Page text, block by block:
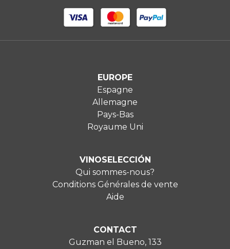
EUROPE
Espagne
Allemagne
Pays-Bas
Royaume Uni
VINOSELECCIÓN
Qui sommes-nous?
Conditions Générales de vente
Aide
CONTACT
Guzman el Bueno, 133